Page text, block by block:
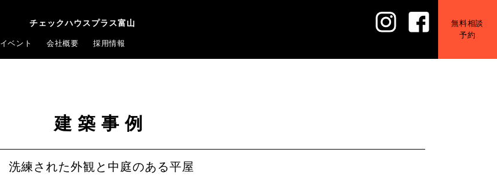
チェックハウスプラス富山
イベント 会社概要 採用情報
無料相談
予約
建築事例
洗練された外観と中庭のある平屋